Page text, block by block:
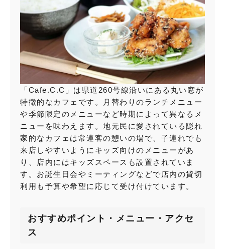
「Cafe.C.C」は県道260号線沿いにある丸い窓が
特徴的なカフェです。月替わりのランチメニュー
や季節限定のメニューなど時期によって異なるメ
ニューを味わえます。地元民に愛されている隠れ
家的なカフェは常連客の憩いの場で、子連れでも
来店しやすいようにキッズ向けのメニューがあ
り、店内にはキッズスペースも設置されていま
す。お誕生日会やミーティングなどで店内の貸切
利用も予算や希望に応じて受け付けています。
おすすめポイント・メニュー・アクセ
ス